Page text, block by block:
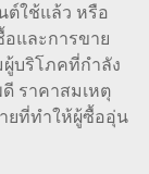
ต์ใช้แล้ว หรือ
อและการขาย
บริโภคที่กำลัง
ราคาสมเหตุ
ยที่ทำให้ผู้ซื้ออุ่น